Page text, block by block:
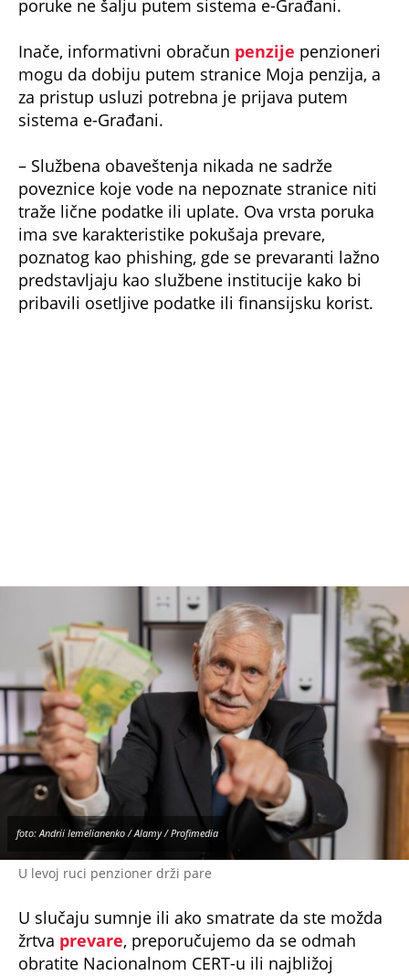
mogu da dobiju putem stranice Moja penzija, a
za pristup usluzi potrebna je prijava putem
sistema e-Građani.
poveznice koje vode na nepoznate stranice niti
traže lične podatke ili uplate. Ova vrsta poruka
ima sve karakteristike pokušaja prevare,
poznatog kao phishing, gde se prevaranti lažno
predstavljaju kao službene institucije kako bi
pribavili osetljive podatke ili finansijsku korist.
U levoj ruci penzioner drži pare
U slučaju sumnje ili ako smatrate da ste možda
žrtvaprevare, preporučujemo da se odmah
obratite Nacionalnom CERT-u ili najbližoj
policijskoj stanici naveli su iz Ministarstva.
Da podsetimo, iz PIO fonda je stigla dobra vest
za penzionere u Srbijio velikoj stvari koja im je
omogućena.
NE PROPUSTITE
da dostavite za primanje penzije